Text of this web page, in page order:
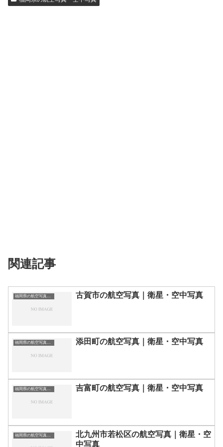
関連記事
福岡県の航空写真・空中写真 古賀市の航空写真｜衛星・空中写真
福岡県の航空写真・空中写真 添田町の航空写真｜衛星・空中写真
福岡県の航空写真・空中写真 吉富町の航空写真｜衛星・空中写真
福岡県の航空写真・空中写真
北九州市若松区の航空写真｜衛星・空
中写真